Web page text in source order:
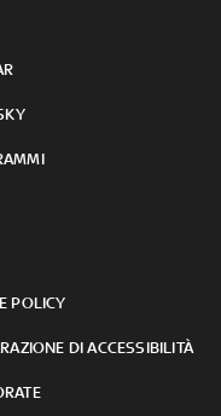
POLICY
DI ACCESSIBILITÀ